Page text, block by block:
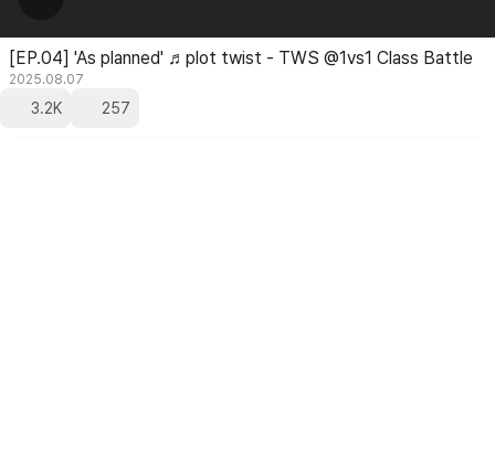
[EP.04] 'As planned' ♬plot twist - TWS @1vs1 Class Battle
2025.08.07
3.2K 257